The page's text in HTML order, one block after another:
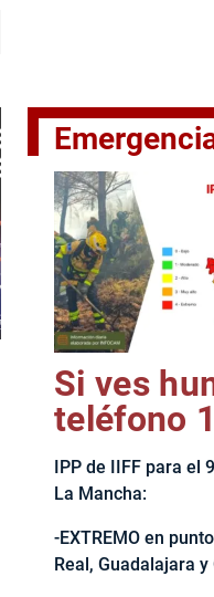
II Vuelta Ciclista CLM
Si ves
teléfono
IPP de IIFF para el
La Mancha:
-EXTREMO en
Real, Guadalajara y